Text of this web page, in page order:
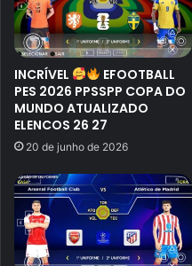
INCRÍVEL
EFOOTBALL
PES 2026 PPSSPP COPA DO
MUNDO ATUALIZADO
ELENCOS 26 27
20 de junho de 2026